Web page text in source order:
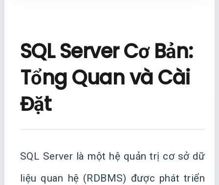
SQL Server Cơ Bản:
Tổng Quan và Cài
Đặt
SQL Server là một hệ quản trị cơ sở dữ
liệu quan hệ (RDBMS) được phát triển